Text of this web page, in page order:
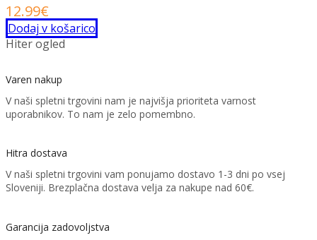
12.99€
Dodaj v košarico
Hiter ogled
Varen nakup
V naši spletni trgovini nam je najvišja prioriteta varnost
uporabnikov. To nam je zelo pomembno.
Hitra dostava
V naši spletni trgovini vam ponujamo dostavo 1-3 dni po vsej
Sloveniji. Brezplačna dostava velja za nakupe nad 60€.
Garancija zadovoljstva